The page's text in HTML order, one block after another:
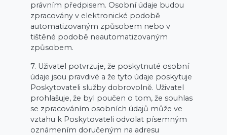
právním předpisem. Osobní údaje budou
zpracovány v elektronické podobě
automatizovaným způsobem nebo v
tištěné podobě neautomatizovaným
způsobem.
7. Uživatel potvrzuje, že poskytnuté osobní
údaje jsou pravdivé a že tyto údaje poskytuje
Poskytovateli služby dobrovolně. Uživatel
prohlašuje, že byl poučen o tom, že souhlas
se zpracováním osobních údajů může ve
vztahu k Poskytovateli odvolat písemným
oznámením doručeným na adresu